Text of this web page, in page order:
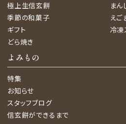
極上生信玄餅
季節の和菓子
ギフト
どら焼き
まん
えご
冷凍
よみもの
特集
お知らせ
スタッフブログ
信玄餅ができるまで